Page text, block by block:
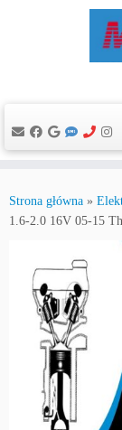
do
treści
Strona główna »
1.6-2.0 16V 05-15